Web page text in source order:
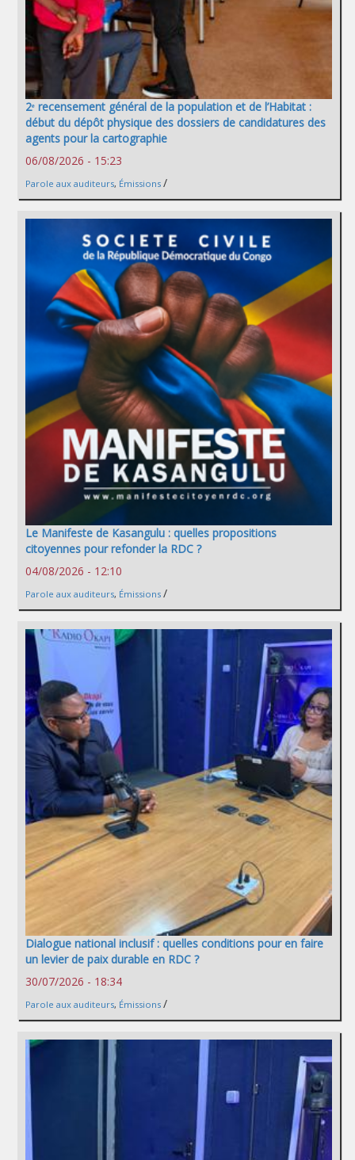
2ᵉ recensement général de la population et de l’Habitat :
début du dépôt physique des dossiers de candidatures des
agents pour la cartographie
06/08/2026 - 15:23
Parole aux auditeurs, Émissions /
Le Manifeste de Kasangulu : quelles propositions
citoyennes pour refonder la RDC ?
04/08/2026 - 12:10
Parole aux auditeurs, Émissions /
Dialogue national inclusif : quelles conditions pour en faire
un levier de paix durable en RDC ?
30/07/2026 - 18:34
Parole aux auditeurs, Émissions /